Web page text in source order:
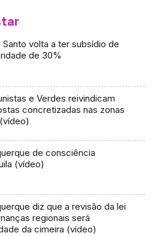
Santo volta a ter subsídio de
de 30%
e Verdes reivindicam
concretizadas nas zonas
de consciência
(vídeo)
diz que a revisão da lei
regionais será
da cimeira (vídeo)